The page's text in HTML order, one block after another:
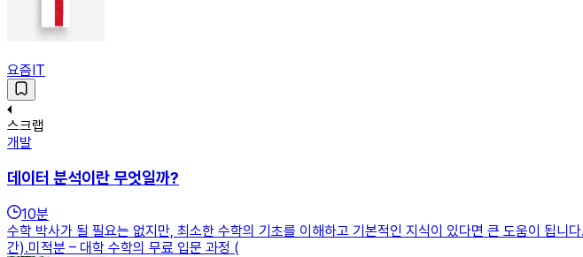
요즘IT
스크랩
개발
데이터 분석이란 무엇일까?
10분
수학 박사가 될 필요는 없지만, 최소한 수학의 기초를 이해하고 기본적인 지식이 있다면 큰 도움이 됩
간).미적분 – 대학 수학의 무료 입문 과정 (